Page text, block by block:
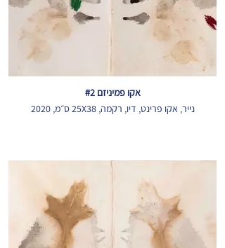
אקו פמיניזם #2
נייר, אקו פרינט, דיו, רקמה, 25X38 ס״מ, 2020